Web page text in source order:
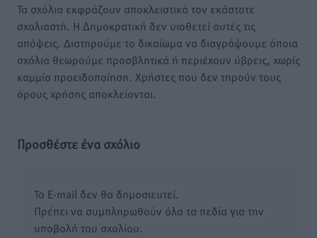
Τα σχόλια εκφράζουν αποκλειστικά τον εκάστοτε
σχολιαστή. Η Δημοκρατική δεν υιοθετεί αυτές τις
απόψεις. Διατηρούμε το δικαίωμα να διαγράψουμε όποια
σχόλια θεωρούμε προσβλητικά ή περιέχουν ύβρεις, χωρίς
καμμία προειδοποίηση. Χρήστες που δεν τηρούν τους
όρους χρήσης αποκλείονται.
Προσθέστε ένα σχόλιο
Το E-mail δεν θα δημοσιευτεί.
Πρέπει να συμπληρωθούν όλα τα πεδία για την
υποβολή του σχολίου.